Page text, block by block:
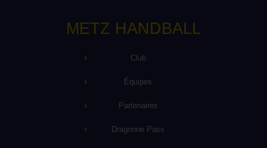
METZ HANDBALL
Club
Équipes
Partenaires
Dragonne Pass